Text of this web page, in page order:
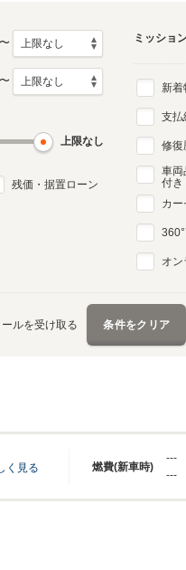
〜
〜
上限なし
残価・据置ローン
ミッショ
新着
支払
修復
車両
付き
カ
360
オ
ルを受け取る 条件をクリア
燃費(新車時)
く見る
---
---